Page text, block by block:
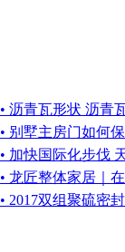
• 沥青瓦形状 沥青
• 别墅主房门如何
• 加快国际化步伐
• 龙匠整体家居｜
• 2017双组聚硫密